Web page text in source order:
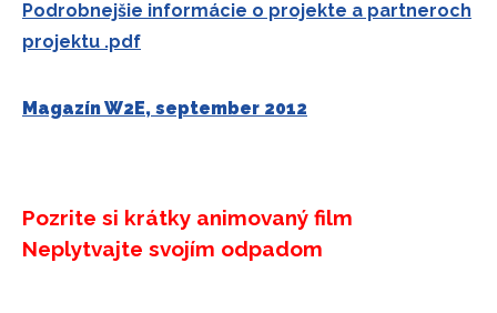
Podrobnejšie informácie o projekte a partneroch
projektu .pdf
Magazín W2E, september 2012
Pozrite si krátky animovaný film
Neplytvajte svojím odpadom